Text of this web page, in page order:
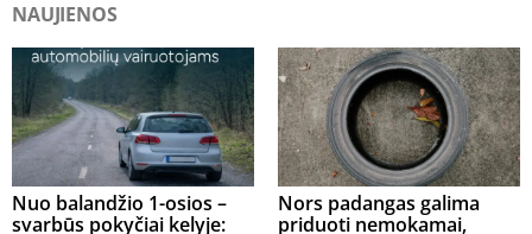
NAUJIENOS
Nuo balandžio 1-osios –
svarbūs pokyčiai kelyje:
Nors padangas galima
priduoti nemokamai,